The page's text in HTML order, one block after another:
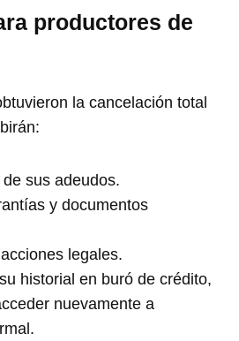
productores de
la cancelación total
sus adeudos.
y documentos
legales.
historial en buró de crédito,
nuevamente a